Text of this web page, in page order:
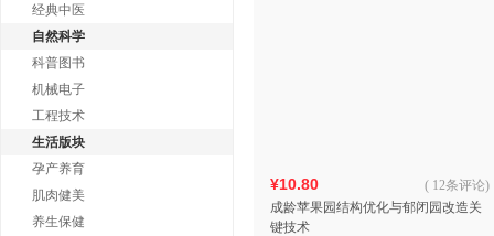
经典中医
自然科学
科普图书
机械电子
工程技术
生活版块
孕产养育
肌肉健美
养生保健
¥10.80
成龄苹果园结构优化与郁闭园改造关
键技术
( 12条评论)